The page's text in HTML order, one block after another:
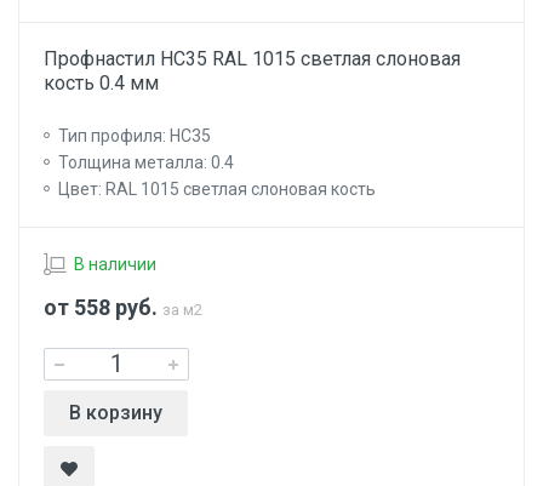
Профнастил НС35 RAL 1015 светлая слоновая
кость 0.4 мм
Тип профиля: НС35
Толщина металла: 0.4
Цвет: RAL 1015 светлая слоновая кость
В наличии
от 558 руб. за м2
В корзину